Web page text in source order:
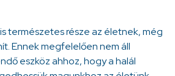
természetes része az életnek, még
Ennek megfelelően nem áll
eszköz ahhoz, hogy a halál